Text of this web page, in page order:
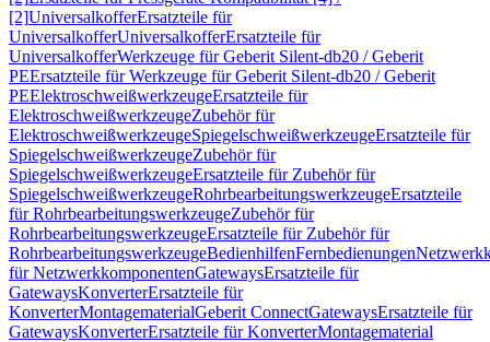
[2]UniversalkofferErsatzteile für
UniversalkofferUniversalkofferErsatzteile für
UniversalkofferWerkzeuge für Geberit Silent-db20 / Geberit
PEErsatzteile für Werkzeuge für Geberit Silent-db20 / Geberit
PEElektroschweißwerkzeugeErsatzteile für
ElektroschweißwerkzeugeZubehör für
ElektroschweißwerkzeugeSpiegelschweißwerkzeugeErsatzteile für
SpiegelschweißwerkzeugeZubehör für
SpiegelschweißwerkzeugeErsatzteile für Zubehör für
SpiegelschweißwerkzeugeRohrbearbeitungswerkzeugeErsatzteile
für RohrbearbeitungswerkzeugeZubehör für
RohrbearbeitungswerkzeugeErsatzteile für Zubehör für
RohrbearbeitungswerkzeugeBedienhilfenFernbedienungen
für NetzwerkkomponentenGatewaysErsatzteile für
GatewaysKonverterErsatzteile für
KonverterMontagematerialGeberit ConnectGatewaysErsatzteile für
GatewaysKonverterErsatzteile für KonverterMontagematerial